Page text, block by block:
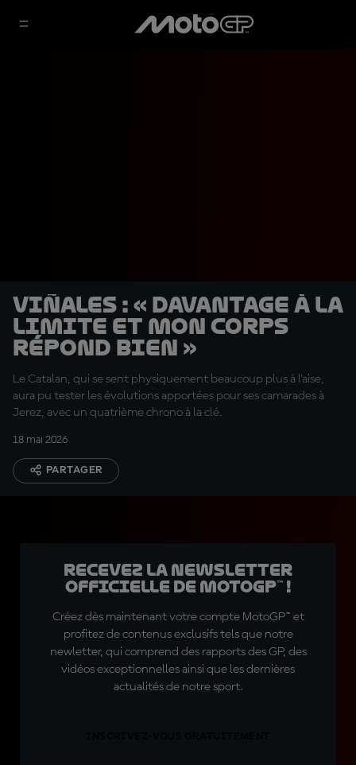
Viñales : « Davantage à la
limite et mon corps
répond bien »
Le Catalan, qui se sent physiquement beaucoup plus à l'aise,
aura pu tester les évolutions apportées pour ses camarades à
Jerez, avec un quatrième chrono à la clé.
18 mai 2026
PARTAGER
Recevez la Newsletter
officielle de MotoGP™ !
Créez dès maintenant votre compte MotoGP™ et
profitez de contenus exclusifs tels que notre
newletter, qui comprend des rapports des GP, des
vidéos exceptionnelles ainsi que les dernières
actualités de notre sport.